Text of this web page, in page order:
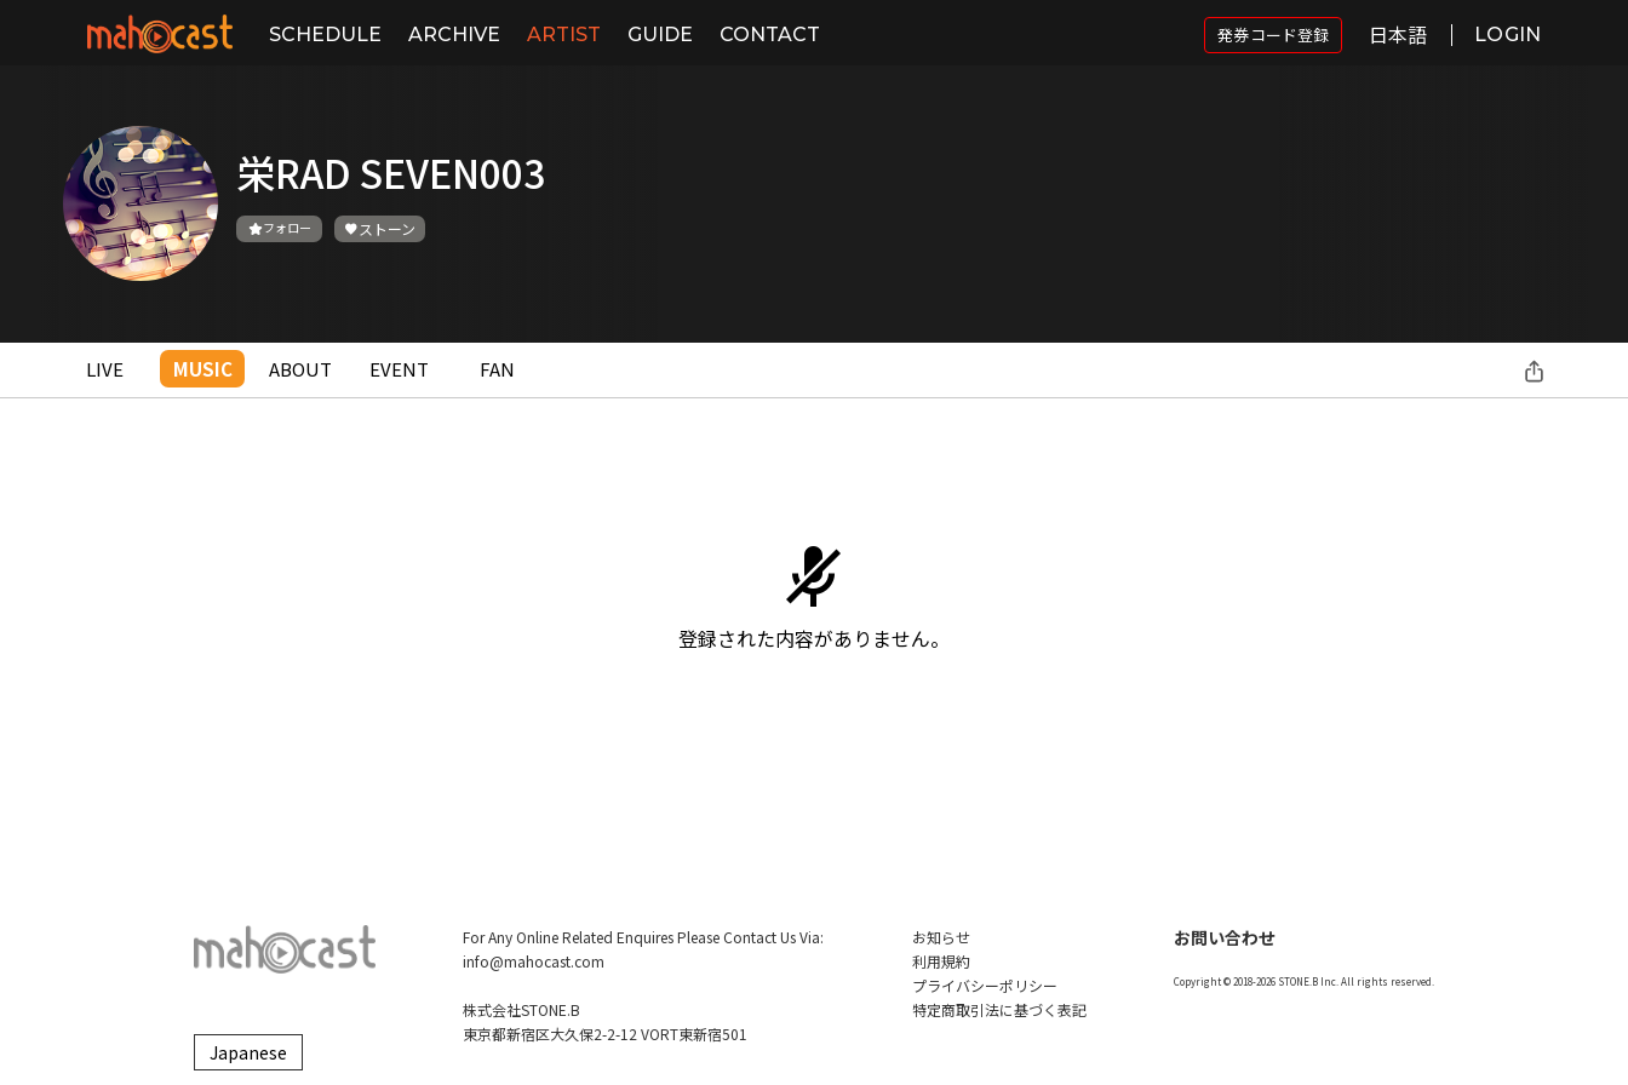
SCHEDULE ARCHIVE ARTIST GUIDE CONTACT 発券コード登録 日本語 LOGIN
栄RAD SEVEN003
フォロー ストーン
LIVE MUSIC ABOUT EVENT FAN
登録された内容がありません。
For Any Online Related Enquires Please Contact Us Via:
info@mahocast.com
株式会社STONE.B
東京都新宿区大久保2-2-12 VORT東新宿501
お知らせ
利用規約
プライバシーポリシー
特定商取引法に基づく表記
お問い合わせ
Copyright © 2018-2026 STONE.B Inc. All rights reserved.